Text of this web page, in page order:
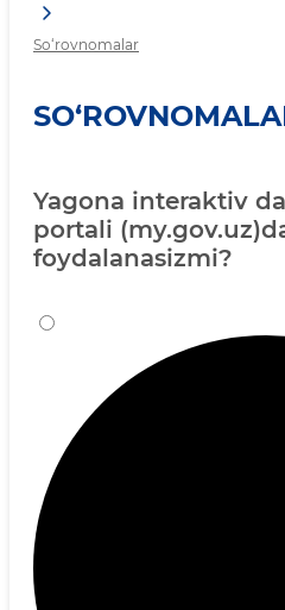
So‘rovnomalar
Yagona interaktiv
portali
foydalanasizmi?